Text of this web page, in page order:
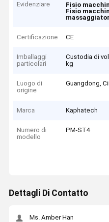
Evidenziare Fisio
Fisio
Certificazione CE
Imballaggi
particolari
Custodia di
kg
Luogo di
origine
Guangdong,
Marca Kaphatech
Numero di
modello
PM-ST4
Dettagli Di Contatto
Ms. Amber Han